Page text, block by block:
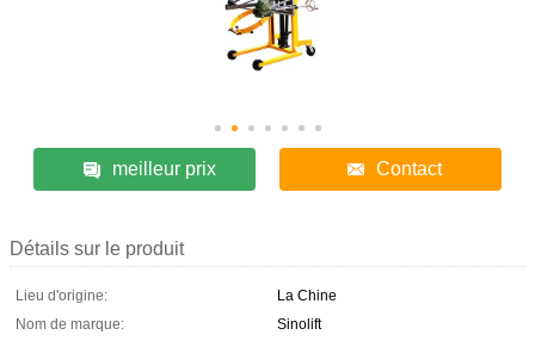
meilleur prix Contact
Détails sur le produit
Lieu d'origine:
La Chine
Nom de marque:
Sinolift